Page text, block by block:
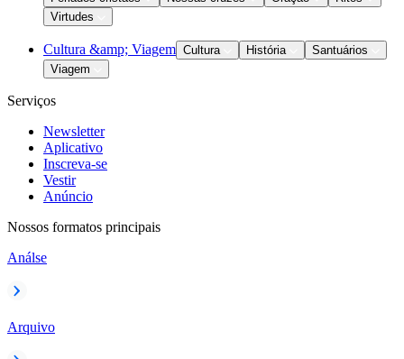
Virtudes
Cultura &amp; Viagem Cultura História
Santuários
Viagem
Serviços
Newsletter
Aplicativo
Inscreva-se
Vestir
Anúncio
Nossos formatos principais
Análse
Arquivo